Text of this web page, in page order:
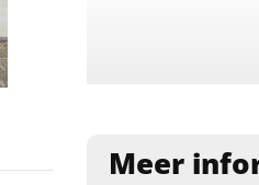
Motor
Meer